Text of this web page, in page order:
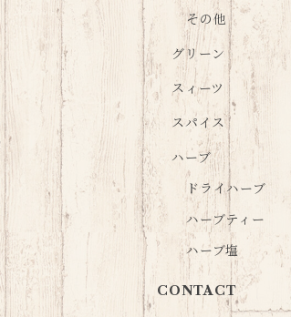
その他
グリーン
スィーツ
スパイス
ハーブ
ドライハーブ
ハーブティー
ハーブ塩
CONTACT